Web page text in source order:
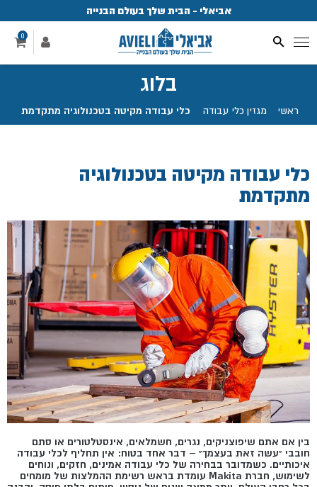
אביאלי - הבית שלך בעולם הבנייה
0
בלוג
ראשי מגזין כלי עבודה כלי עבודה מקיטה בטכנולוגיה מתקדמת
כלי עבודה מקיטה בטכנולוגיה
מתקדמת
בין אם אתם שיפוצניקים, נגרים, חשמלאים, אינסטלטורים או סתם
חובבי "עשה זאת בעצמך" – דבר אחד בטוח: אין תחליף לכלי עבודה
איכותיים. כשמדובר בבחירה של כלי עבודה אמינים, חזקים, ונוחים
לשימוש, חברת Makita עומדת בראש רשימת ההמלצות של מומחים